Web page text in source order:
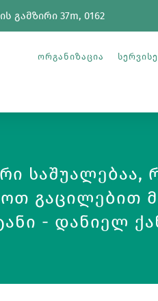
გამზირი 37m, 0162
Ორგანიზაცია
Საშუალებაა,
Გაცილებით
- Დანიელ